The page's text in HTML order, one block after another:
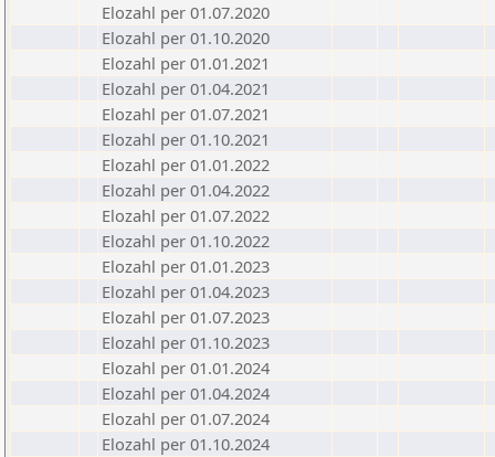
Elozahl per 01.07.2020
Elozahl per 01.10.2020
Elozahl per 01.01.2021
Elozahl per 01.04.2021
Elozahl per 01.07.2021
Elozahl per 01.10.2021
Elozahl per 01.01.2022
Elozahl per 01.04.2022
Elozahl per 01.07.2022
Elozahl per 01.10.2022
Elozahl per 01.01.2023
Elozahl per 01.04.2023
Elozahl per 01.07.2023
Elozahl per 01.10.2023
Elozahl per 01.01.2024
Elozahl per 01.04.2024
Elozahl per 01.07.2024
Elozahl per 01.10.2024